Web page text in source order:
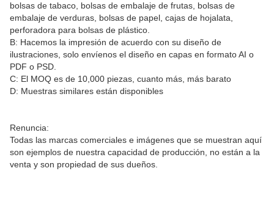
bolsas de tabaco, bolsas de embalaje de frutas, bolsas de
embalaje de verduras, bolsas de papel, cajas de hojalata,
perforadora para bolsas de plástico.
B: Hacemos la impresión de acuerdo con su diseño de
ilustraciones, solo envíenos el diseño en capas en formato AI o
PDF o PSD.
C: El MOQ es de 10,000 piezas, cuanto más, más barato
D: Muestras similares están disponibles
Renuncia:
Todas las marcas comerciales e imágenes que se muestran aquí
son ejemplos de nuestra capacidad de producción, no están a la
venta y son propiedad de sus dueños.